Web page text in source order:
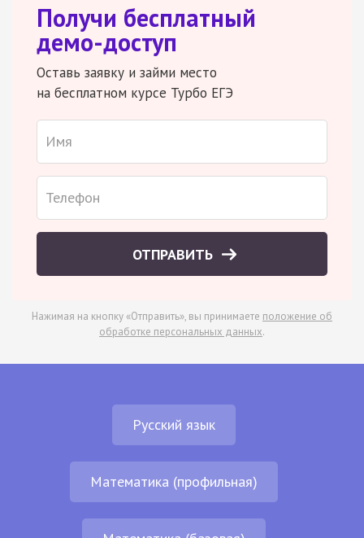
Получи бесплатный
демо-доступ
Оставь заявку и займи место
на бесплатном курсе Турбо ЕГЭ
ОТПРАВИТЬ
Нажимая на кнопку «Отправить», вы принимаете положение об
обработке персональных данных.
Русский язык
Математика (профильная)